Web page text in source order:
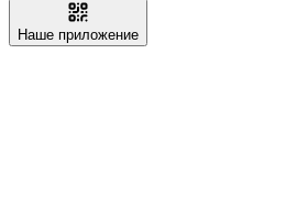
Наше приложение